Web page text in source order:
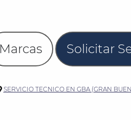
Marcas Solicitar
SERVICIO TECNICO EN GBA (GRAN